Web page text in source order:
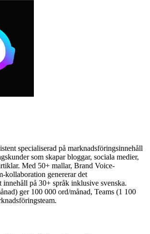
specialiserad på marknadsföringsinnehåll
som skapar bloggar, sociala medier,
Med 50+ mallar, Brand Voice-
kollaboration genererar det
innehåll på 30+ språk inklusive svenska.
ger 100 000 ord/månad, Teams (1 100